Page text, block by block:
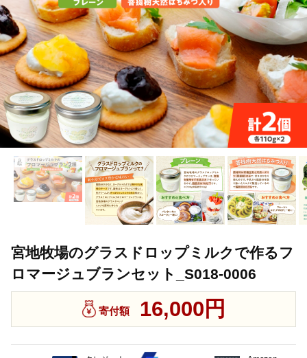
宮地牧場のグラスドロップミルクで作るフ
ロマージュブランセット_S018-0006
寄付額 16,000円